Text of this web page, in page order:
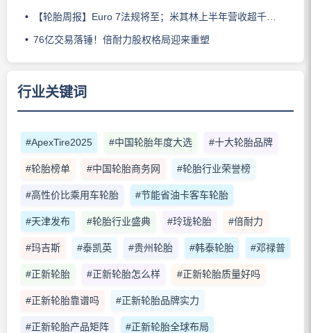
【轮胎周报】Euro 7法规将至；米其林上半年营收超千亿；倍耐力上半年盈利稳增；龙星炭黑斩获欧洲近万吨订单
76亿交易落锤！倍耐力股权格局迎来重塑
行业关键词
#ApexTire2025 #中国轮胎年度大选 #十大轮胎品牌
#轮胎榜单 #中国轮胎商务网 #轮胎行业荣誉榜
#高性价比乘用车轮胎 #节能省油卡客车轮胎
#天津发布 #轮胎行业盛典 #玲珑轮胎 #倍耐力
#玛吉斯 #泰凯英 #贵州轮胎 #韩泰轮胎 #邓禄普
#正新轮胎 #正新轮胎怎么样 #正新轮胎质量好吗
#正新轮胎靠谱吗 #正新轮胎品牌实力
#正新轮胎产品矩阵 #正新轮胎全球布局